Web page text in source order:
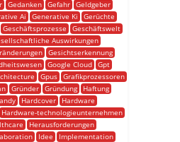
Gedanken Gefahr
Geldgeber
Ai Generative Ki
Gerüchte
Geschäftsprozesse
Geschäftswelt
Auswirkungen
Gesichtserkennung
Google Cloud Gpt
Gpus Grafikprozessoren
Gründer Gründung
Haftung
Hardcover
Hardware
Hardware-technologieunternehmen
Herausforderungen
Idee
Implementation